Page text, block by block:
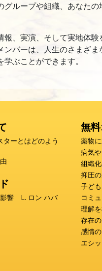
グループや組織、あなた
報、実演、そして実地体
ンバーは、人生のさまざ
ぶことができます。
ターとはどのよう
響 L. ロン ハバ
無
薬物
病気
組織
抑圧
子ども
コミ
理解
存在
感情
エシ